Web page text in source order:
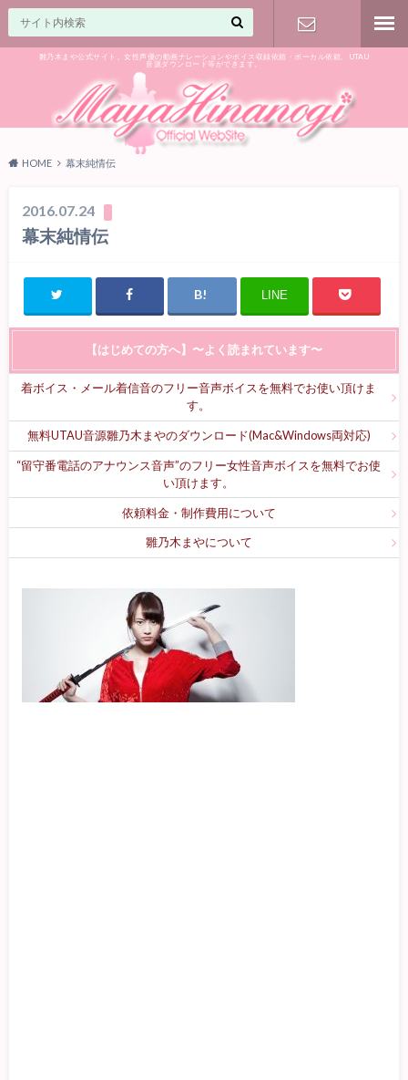
雛乃木まや公式サイト。女性声優の動画ナレーションやボイス収録依頼・ボーカル依頼、UTAU
音源ダウンロード等ができます。
気軽に♪
HOME 幕末純情伝
2016.07.24
幕末純情伝
LINE
【はじめての方へ】〜よく読まれています〜
着ボイス・メール着信音のフリー音声ボイスを無料でお使い頂けま
す。
無料UTAU音源雛乃木まやのダウンロード(Mac&Windows両対応)
“留守番電話のアナウンス音声”のフリー女性音声ボイスを無料でお使
い頂けます。
依頼料金・制作費用について
雛乃木まやについて